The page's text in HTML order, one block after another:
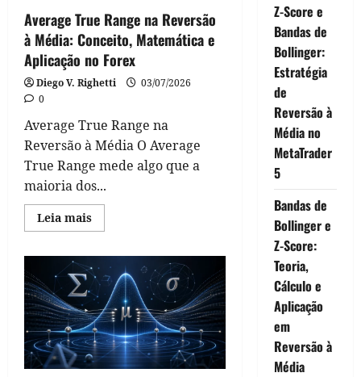
Bollinger
Bands
Average True Range na Reversão
à Média: Conceito, Matemática e
Aplicação no Forex
Diego V. Righetti
03/07/2026
0
Average True Range na
Reversão à Média O Average
True Range mede algo que a
maioria dos...
Leia maisRead
more
Range
na
Reversão
à
Média:
Conceito,
Matemática
e
Aplicação
Z-Score e
Bandas de
Bollinger:
Estratégia
de
Reversão à
Média no
MetaTrader
5
Bandas de
Bollinger e
Z-Score:
Teoria,
Cálculo e
Aplicação
em
Reversão à
Média